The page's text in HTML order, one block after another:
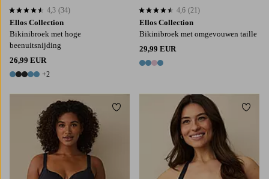
Ellos Collection
Bikinibroek met hoge
beenuitsnijding
26,99 EUR
7 kleuren
+2
4,3 op basis van 34 beoordelingen
4,3 (34)
Ellos Collection
Bikinibroek met omgevouwen taille
29,99 EUR
4 kleuren
4,6 op basis van 21 beoordelingen
4,6 (21)
Toevoegen aan favorieten